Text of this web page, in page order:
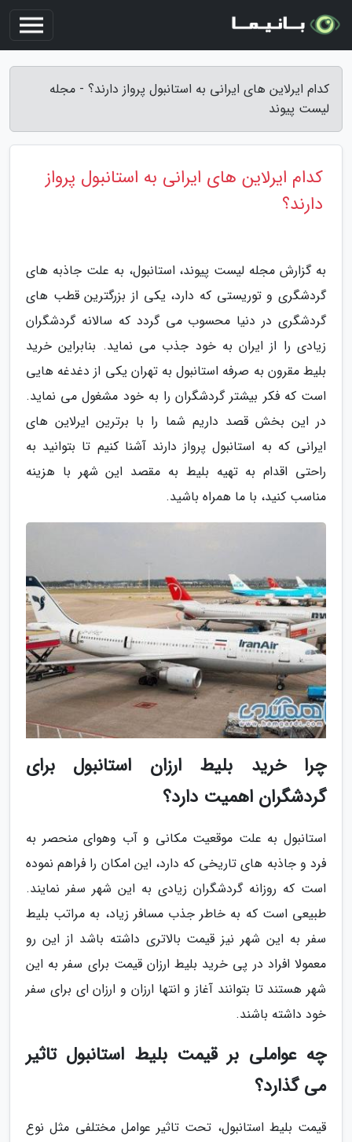
کدام ایرلاین های ایرانی به استانبول پرواز دارند؟ - مجله
لیست پیوند
کدام ایرلاین های ایرانی به استانبول پرواز
دارند؟
به گزارش مجله لیست پیوند، استانبول، به علت جاذبه های
گردشگری و توریستی که دارد، یکی از بزرگترین قطب های
گردشگری در دنیا محسوب می گردد که سالانه گردشگران
زیادی را از ایران به خود جذب می نماید. بنابراین خرید
بلیط مقرون به صرفه استانبول به تهران یکی از دغدغه هایی
است که فکر بیشتر گردشگران را به خود مشغول می نماید.
در این بخش قصد داریم شما را با برترین ایرلاین های
ایرانی که به استانبول پرواز دارند آشنا کنیم تا بتوانید به
راحتی اقدام به تهیه بلیط به مقصد این شهر با هزینه
مناسب کنید، با ما همراه باشید.
چرا خرید بلیط ارزان استانبول برای
گردشگران اهمیت دارد؟
استانبول به علت موقعیت مکانی و آب وهوای منحصر به
فرد و جاذبه های تاریخی که دارد، این امکان را فراهم نموده
است که روزانه گردشگران زیادی به این شهر سفر نمایند.
طبیعی است که به خاطر جذب مسافر زیاد، به مراتب بلیط
سفر به این شهر نیز قیمت بالاتری داشته باشد از این رو
معمولا افراد در پی خرید بلیط ارزان قیمت برای سفر به این
شهر هستند تا بتوانند آغاز و انتها ارزان و ارزان ای برای سفر
خود داشته باشند.
چه عواملی بر قیمت بلیط استانبول تاثیر
می گذارد؟
قیمت بلیط استانبول، تحت تاثیر عوامل مختلفی مثل نوع